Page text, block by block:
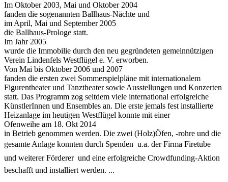
Im Oktober 2003, Mai und Oktober 2004
fanden die sogenannten Ballhaus-Nächte und
im April, Mai und September 2005
die Ballhaus-Prologe statt.
Im Jahr 2005
wurde die Immobilie durch den neu gegründeten gemeinnützigen
Verein Lindenfels Westflügel e. V. erworben.
Von Mai bis Oktober 2006 und 2007
fanden die ersten zwei Sommerspielpläne mit internationalem
Figurentheater und Tanztheater sowie Ausstellungen und Konzerten
statt. Das Programm zog seitdem viele international erfolgreiche
KünstlerInnen und Ensembles an. Die erste jemals fest installierte
Heizanlage im heutigen Westflügel konnte mit einer
Ofenweihe am 18. Okt 2014
in Betrieb genommen werden. Die zwei (Holz)Öfen, -rohre und die
gesamte Anlage konnten durch Spenden  u.a. der Firma Firetube
und weiterer Förderer  und eine erfolgreiche Crowdfunding-Aktion
beschafft und installiert werden. ...